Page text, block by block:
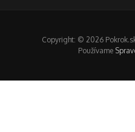
Copyright: © 2026
Používame